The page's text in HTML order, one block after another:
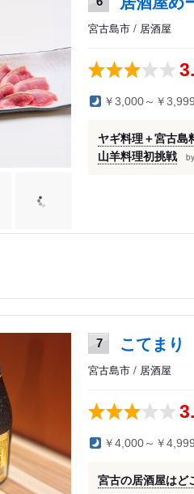
宮古島市 / 居酒屋
￥3,000～￥3,999
ヤギ料理＋宮古島
山羊料理初挑戦 by
7 こてまり
宮古島市 / 居酒屋
￥4,000～￥4,999
宮古の居酒屋はど